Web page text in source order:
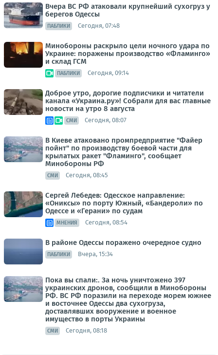
Вчера ВС РФ атаковали крупнейший сухогруз у
берегов Одессы
ПАБЛИКИ Сегодня, 07:48
Минобороны раскрыло цели ночного удара по
Украине: поражены производство «Фламинго»
и склад ГСМ
ПАБЛИКИ Сегодня, 09:14
Доброе утро, дорогие подписчики и читатели
канала «Украина.ру»! Собрали для вас главные
новости на утро 8 августа
СМИ Сегодня, 08:07
В Киеве атаковано промпредприятие "Файер
пойнт" по производству боевой части для
крылатых ракет "Фламинго", сообщает
Минобороны РФ
СМИ Сегодня, 08:45
Сергей Лебедев: Одесское направление:
«Ониксы» по порту Южный, «Бандероли» по
Одессе и «Герани» по судам
МНЕНИЯ Сегодня, 08:54
В районе Одессы поражено очередное судно
ПАБЛИКИ Вчера, 15:34
Пока вы спали:. За ночь уничтожено 397
украинских дронов, сообщили в Минобороны
РФ. ВС РФ поразили на переходе морем южнее
и восточнее Одессы два сухогруза,
доставлявших вооружение и военное
имущество в порты Украины
СМИ Сегодня, 08:18